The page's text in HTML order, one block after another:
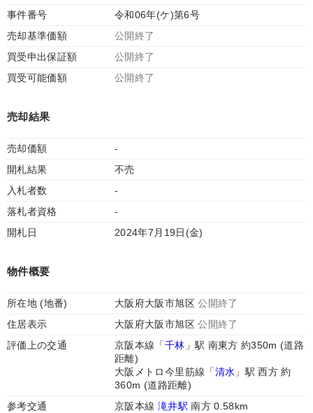
事件番号
令和06年(ケ)第6号
売却基準価額
公開終了
買受申出保証額
公開終了
買受可能価額
公開終了
売却結果
売却価額
-
開札結果
不売
入札者数
-
落札者資格
-
開札日
2024年7月19日(金)
物件概要
所在地 (地番) 大阪府大阪市旭区公開終了
住居表示
大阪府大阪市旭区公開終了
評価上の交通
京阪本線「千林 」駅 南東方 約350m (道路
距離)
大阪メトロ今里筋線「清水 」駅 西方 約
360m (道路距離)
参考交通
京阪本線 滝井駅 南方 0.58km